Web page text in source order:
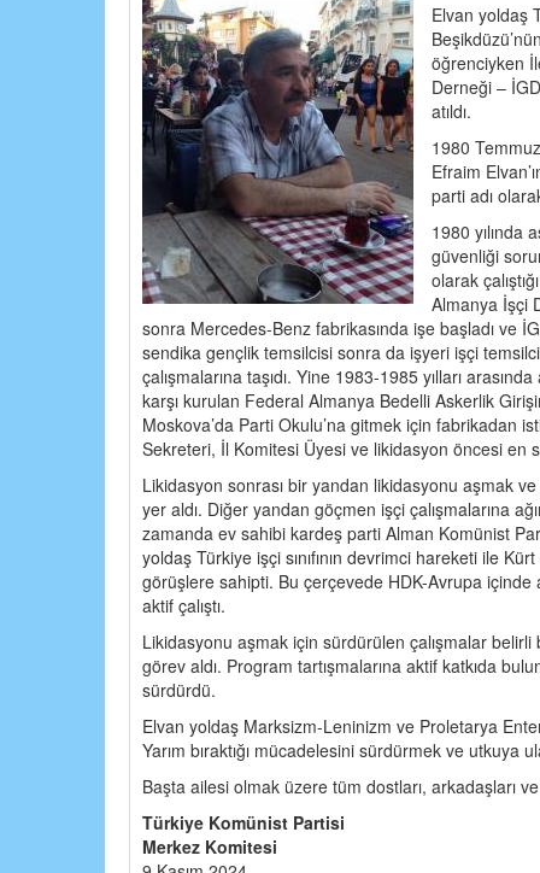
Elvan yoldaş
öğrenciyken
Derneği –
atıldı.
1980
Efraim
parti adı
1980 yılında
güvenliği
olarak
Almanya İşçi
sonra Mercedes-Benz fabrikasında işe başladı ve
sendika gençlik temsilcisi sonra da işyeri işçi
çalışmalarına taşıdı. Yine 1983-1985 yılları
karşı kurulan Federal Almanya Bedelli Askerlik
Moskova’da Parti Okulu’na gitmek için fabrikadan
Sekreteri, İl Komitesi Üyesi ve likidasyon öncesi en
Likidasyon sonrası bir yandan likidasyonu aşmak
yer aldı. Diğer yandan göçmen işçi çalışmalarına
zamanda ev sahibi kardeş parti Alman Komünist
yoldaş Türkiye işçi sınıfının devrimci hareketi ile
görüşlere sahipti. Bu çerçevede HDK-Avrupa
aktif çalıştı.
Likidasyonu aşmak için sürdürülen çalışmalar
görev aldı. Program tartışmalarına aktif katkıda
sürdürdü.
Elvan yoldaş Marksizm-Leninizm ve Proletarya
Yarım bıraktığı mücadelesini sürdürmek ve utkuya
Başta ailesi olmak üzere tüm dostları, arkadaşları
Türkiye Komünist Partisi
Merkez Komitesi